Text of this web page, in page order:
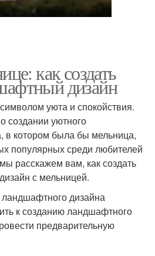
как создать
дизайн
уюта и спокойствия.
создании уютного
в котором была бы мельница,
популярных среди любителей
расскажем вам, как создать
с мельницей.
дизайна
к созданию ландшафтного
предварительную